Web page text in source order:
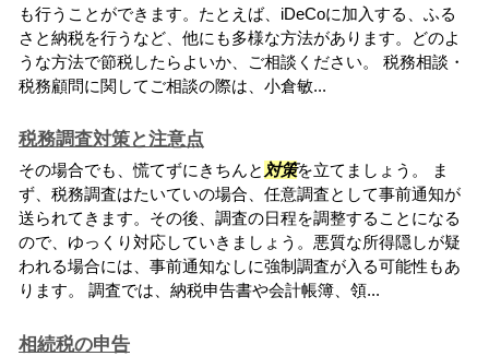
も行うことができます。たとえば、iDeCoに加入する、ふる
さと納税を行うなど、他にも多様な方法があります。どのよ
うな方法で節税したらよいか、ご相談ください。 税務相談・
税務顧問に関してご相談の際は、小倉敏...
税務調査対策と注意点
その場合でも、慌てずにきちんと 対策を立てましょう。 ま
ず、税務調査はたいていの場合、任意調査として事前通知が
送られてきます。その後、調査の日程を調整することになる
ので、ゆっくり対応していきましょう。悪質な所得隠しが疑
われる場合には、事前通知なしに強制調査が入る可能性もあ
ります。 調査では、納税申告書や会計帳簿、領...
相続税の申告